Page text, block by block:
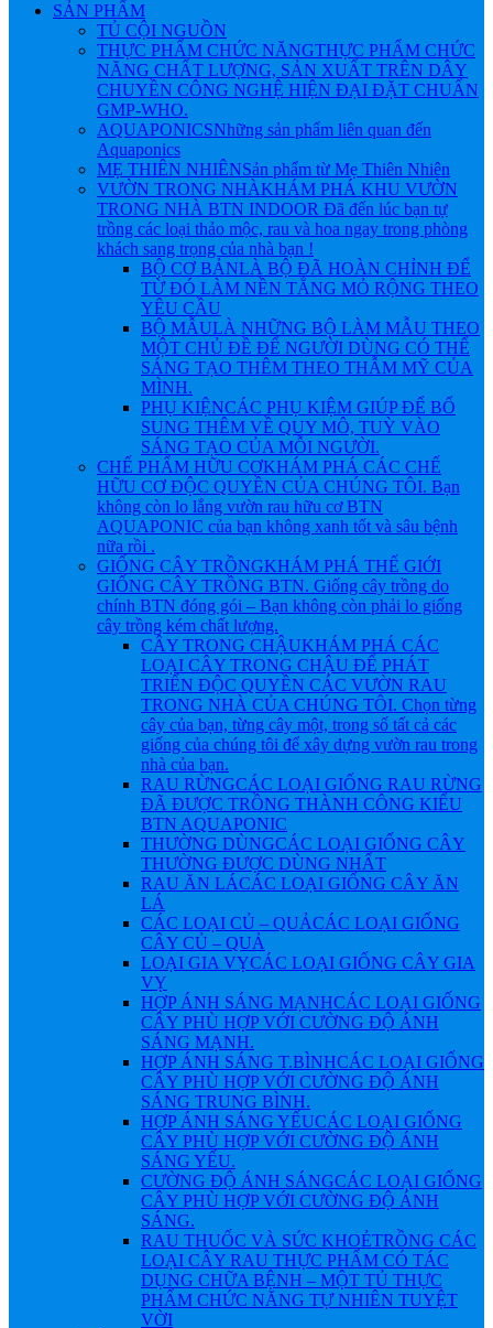
SẢN PHẨM
TỦ CỘI NGUỒN
THỰC PHẨM CHỨC NĂNGTHỰC PHẨM CHỨC
NĂNG CHẤT LƯỢNG, SẢN XUẤT TRÊN DÂY
CHUYỀN CÔNG NGHỆ HIỆN ĐẠI ĐẶT CHUẨN
GMP-WHO.
AQUAPONICSNhững sản phẩm liên quan đến
Aquaponics
MẸ THIÊN NHIÊNSản phẩm từ Mẹ Thiên Nhiên
VƯỜN TRONG NHÀKHÁM PHÁ KHU VƯỜN
TRONG NHÀ BTN INDOOR Đã đến lúc bạn tự
trồng các loại thảo mộc, rau và hoa ngay trong phòng
khách sang trọng của nhà bạn !
BỘ CƠ BẢNLÀ BỘ ĐÃ HOÀN CHỈNH ĐỂ
TỪ ĐÓ LÀM NỀN TẲNG MỎ RỘNG THEO
YÊU CẦU
BỘ MẪULÀ NHỮNG BỘ LÀM MẪU THEO
MỘT CHỦ ĐỀ ĐỂ NGƯỜI DÙNG CÓ THỂ
SÁNG TẠO THÊM THEO THẪM MỸ CỦA
MÌNH.
PHỤ KIỆNCÁC PHỤ KIỆM GIÚP ĐỂ BỔ
SUNG THÊM VỀ QUY MÔ, TUỲ VÀO
SÁNG TẠO CỦA MỖI NGƯỜI.
CHẾ PHẨM HỮU CƠKHÁM PHÁ CÁC CHẾ
HỮU CƠ ĐỘC QUYỀN CỦA CHÚNG TÔI. Bạn
không còn lo lắng vườn rau hữu cơ BTN
AQUAPONIC của bạn không xanh tốt và sâu bệnh
nữa rồi .
GIỐNG CÂY TRỒNGKHÁM PHÁ THẾ GIỚI
GIỐNG CÂY TRỒNG BTN. Giống cây trồng do
chính BTN đóng gói – Bạn không còn phải lo giống
cây trồng kém chất lượng.
CÂY TRONG CHẬUKHÁM PHÁ CÁC
LOẠI CÂY TRONG CHẬU ĐỂ PHÁT
TRIỂN ĐỘC QUYỀN CÁC VƯỜN RAU
TRONG NHÀ CỦA CHÚNG TÔI. Chọn từng
cây của bạn, từng cây một, trong số tất cả các
giống của chúng tôi để xây dựng vườn rau trong
nhà của bạn.
RAU RỪNGCÁC LOẠI GIỐNG RAU RỪNG
ĐÃ ĐƯỢC TRỒNG THÀNH CÔNG KIỂU
BTN AQUAPONIC
THƯỜNG DÙNGCÁC LOẠI GIỐNG CÂY
THƯỜNG ĐƯỢC DÙNG NHẤT
RAU ĂN LÁCÁC LOẠI GIỐNG CÂY ĂN
LÁ
CÁC LOẠI CỦ – QUẢCÁC LOẠI GIỐNG
CÂY CỦ – QUẢ
LOẠI GIA VỴCÁC LOẠI GIỐNG CÂY GIA
VỴ
HỢP ÁNH SÁNG MẠNHCÁC LOẠI GIỐNG
CÂY PHÙ HỢP VỚI CƯỜNG ĐỘ ÁNH
SÁNG MẠNH.
HỢP ÁNH SÁNG T.BÌNHCÁC LOẠI GIỐNG
CÂY PHÙ HỢP VỚI CƯỜNG ĐỘ ÁNH
SÁNG TRUNG BÌNH.
HỢP ÁNH SÁNG YẾUCÁC LOẠI GIỐNG
CÂY PHÙ HỢP VỚI CƯỜNG ĐỘ ÁNH
SÁNG YẾU.
CƯỜNG ĐỘ ÁNH SÁNGCÁC LOẠI GIỐNG
CÂY PHÙ HỢP VỚI CƯỜNG ĐỘ ÁNH
SÁNG.
RAU THUỐC VÀ SỨC KHOẺTRỒNG CÁC
LOẠI CÂY RAU THỰC PHẨM CÓ TÁC
DỤNG CHỮA BỆNH – MỘT TỦ THỰC
PHẨM CHỨC NĂNG TỰ NHIÊN TUYỆT
VỜI